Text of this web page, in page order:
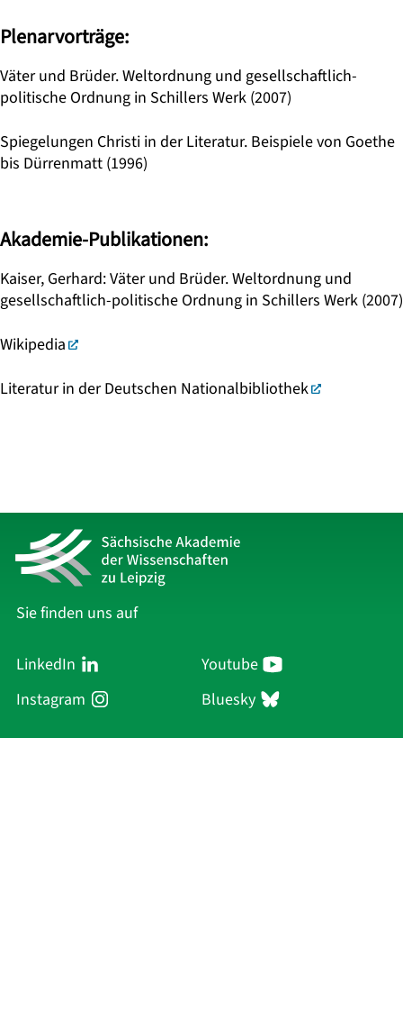
Plenarvorträge:
Väter und Brüder. Weltordnung und gesellschaftlich-
politische Ordnung in Schillers Werk (2007)
Spiegelungen Christi in der Literatur. Beispiele von Goethe
bis Dürrenmatt (1996)
Akademie-Publikationen:
Kaiser, Gerhard: Väter und Brüder. Weltordnung und
gesellschaftlich-politische Ordnung in Schillers Werk (2007)
Wikipedia
Literatur in der Deutschen Nationalbibliothek
Sie finden uns auf
LinkedIn
Youtube
Instagram
Bluesky